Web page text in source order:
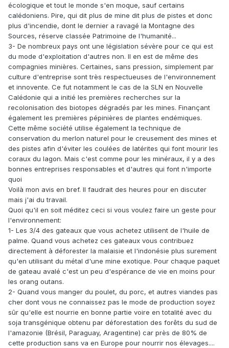
écologique et tout le monde s'en moque, sauf certains
calédoniens. Pire, qui dit plus de mine dit plus de pistes et donc
plus d'incendie, dont le dernier a ravagé la Montagne des
Sources, réserve classée Patrimoine de l'humanité...
3- De nombreux pays ont une législation sévère pour ce qui est
du mode d'exploitation d'autres non. Il en est de même des
compagnies minières. Certaines, sans pression, simplement par
culture d'entreprise sont très respectueuses de l'environnement
et innovente. Ce fut notamment le cas de la SLN en Nouvelle
Calédonie qui a initié les premières recherches sur la
recolonisation des biotopes dégradés par les mines. Finançant
également les premières pépinières de plantes endémiques.
Cette même société utilise également la technique de
conservation du merlon naturel pour le creusement des mines et
des pistes afin d'éviter les coulées de latérites qui font mourir les
coraux du lagon. Mais c'est comme pour les minéraux, il y a des
bonnes entreprises responsables et d'autres qui font n'importe
quoi
Voilà mon avis en bref. Il faudrait des heures pour en discuter
mais j'ai du travail.
Quoi qu'il en soit méditez ceci si vous voulez faire un geste pour
l'environnement:
1- Les 3/4 des gateaux que vous achetez utilisent de l'huile de
palme. Quand vous achetez ces gateaux vous contribuez
directement à déforester la malaisie et l'indonésie plus surement
qu'en utilisant du métal d'une mine exotique. Pour chaque paquet
de gateau avalé c'est un peu d'espérance de vie en moins pour
les orang outans.
2- Quand vous manger du poulet, du porc, et autres viandes pas
cher dont vous ne connaissez pas le mode de production soyez
sûr qu'elle est nourrie en bonne partie voire en totalité avec du
soja transgénique obtenu par déforestation des forêts du sud de
l'amazonie (Brésil, Paraguay, Aragentine) car près de 80% de
cette production sans va en Europe pour nourrir nos élevages....